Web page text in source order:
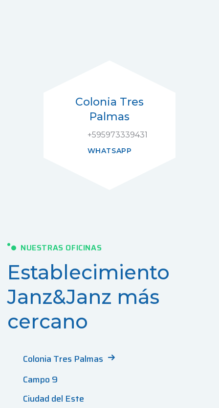
Colonia Tres
Palmas
+595973339431
WHATSAPP
NUESTRAS OFICINAS
Establecimiento
Janz&Janz más
cercano
Colonia Tres Palmas
Campo 9
Ciudad del Este